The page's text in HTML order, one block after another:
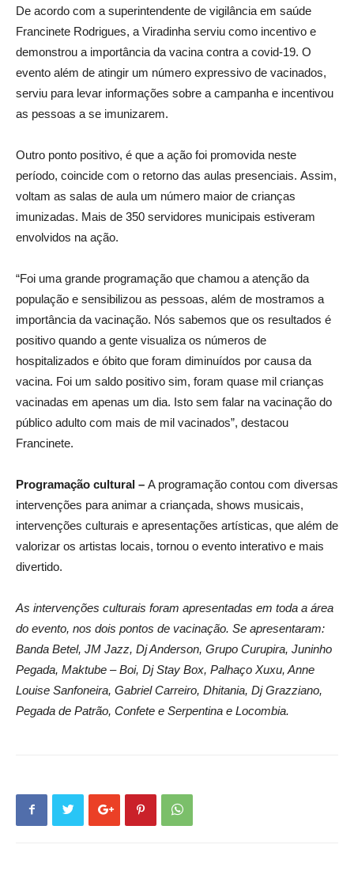
De acordo com a superintendente de vigilância em saúde
Francinete Rodrigues, a Viradinha serviu como incentivo e
demonstrou a importância da vacina contra a covid-19. O
evento além de atingir um número expressivo de vacinados,
serviu para levar informações sobre a campanha e incentivou
as pessoas a se imunizarem.
Outro ponto positivo, é que a ação foi promovida neste
período, coincide com o retorno das aulas presenciais. Assim,
voltam as salas de aula um número maior de crianças
imunizadas. Mais de 350 servidores municipais estiveram
envolvidos na ação.
“Foi uma grande programação que chamou a atenção da
população e sensibilizou as pessoas, além de mostramos a
importância da vacinação. Nós sabemos que os resultados é
positivo quando a gente visualiza os números de
hospitalizados e óbito que foram diminuídos por causa da
vacina. Foi um saldo positivo sim, foram quase mil crianças
vacinadas em apenas um dia. Isto sem falar na vacinação do
público adulto com mais de mil vacinados”, destacou
Francinete.
Programação cultural – A programação contou com diversas
intervenções para animar a criançada, shows musicais,
intervenções culturais e apresentações artísticas, que além de
valorizar os artistas locais, tornou o evento interativo e mais
divertido.
As intervenções culturais foram apresentadas em toda a área
do evento, nos dois pontos de vacinação. Se apresentaram:
Banda Betel, JM Jazz, Dj Anderson, Grupo Curupira, Juninho
Pegada, Maktube – Boi, Dj Stay Box, Palhaço Xuxu, Anne
Louise Sanfoneira, Gabriel Carreiro, Dhitania, Dj Grazziano,
Pegada de Patrão, Confete e Serpentina e Locombia.